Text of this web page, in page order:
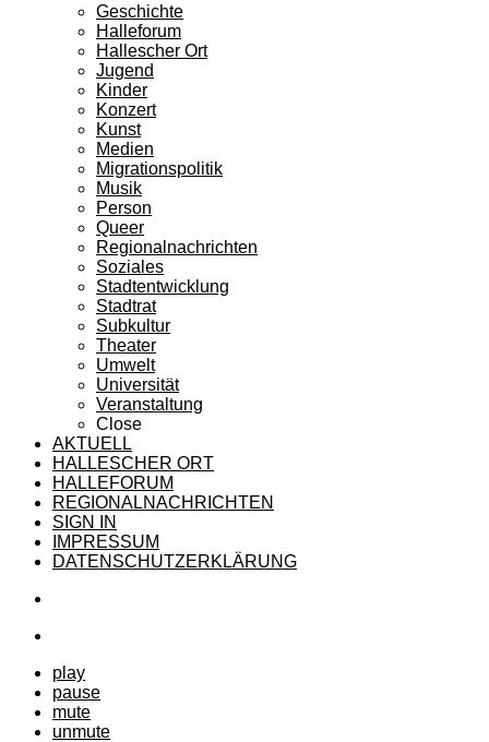
Geschichte
Halleforum
Hallescher Ort
Jugend
Kinder
Konzert
Kunst
Medien
Migrationspolitik
Musik
Person
Queer
Regionalnachrichten
Soziales
Stadtentwicklung
Stadtrat
Subkultur
Theater
Umwelt
Universität
Veranstaltung
Close
AKTUELL
HALLESCHER ORT
HALLEFORUM
REGIONALNACHRICHTEN
SIGN IN
IMPRESSUM
DATENSCHUTZERKLÄRUNG
play
pause
mute
unmute